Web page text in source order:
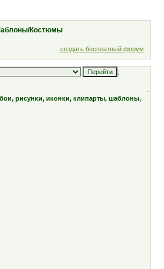
Костюмы
создать бесплатный форум
;
рисунки, иконки, клипарты, шаблоны,